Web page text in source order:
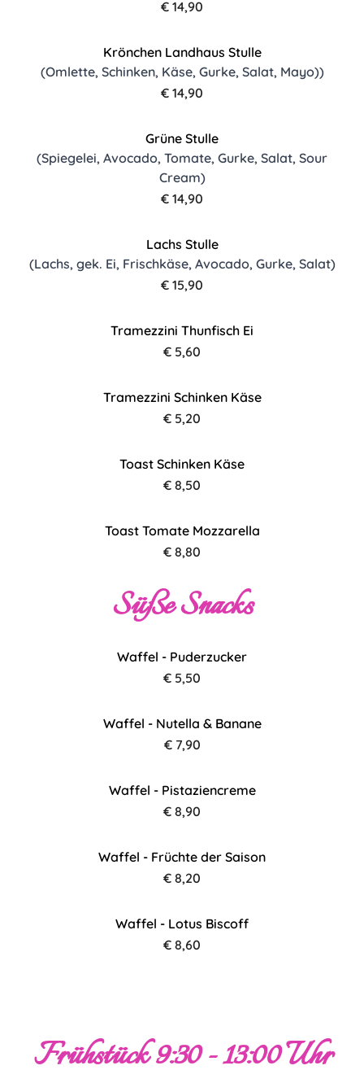
€ 14,90
Krönchen Landhaus Stulle
(Omlette, Schinken, Käse, Gurke, Salat, Mayo))
€ 14,90
Grüne Stulle
(Spiegelei, Avocado, Tomate, Gurke, Salat, Sour
Cream)
€ 14,90
Lachs Stulle
(Lachs, gek. Ei, Frischkäse, Avocado, Gurke, Salat)
€ 15,90
Tramezzini Thunfisch Ei
€ 5,60
Tramezzini Schinken Käse
€ 5,20
Toast Schinken Käse
€ 8,50
Toast Tomate Mozzarella
€ 8,80
Süße Snacks
Waffel - Puderzucker
€ 5,50
Waffel - Nutella & Banane
€ 7,90
Waffel - Pistaziencreme
€ 8,90
Waffel - Früchte der Saison
€ 8,20
Waffel - Lotus Biscoff
€ 8,60
Frühstück 9:30 - 13:00 Uhr